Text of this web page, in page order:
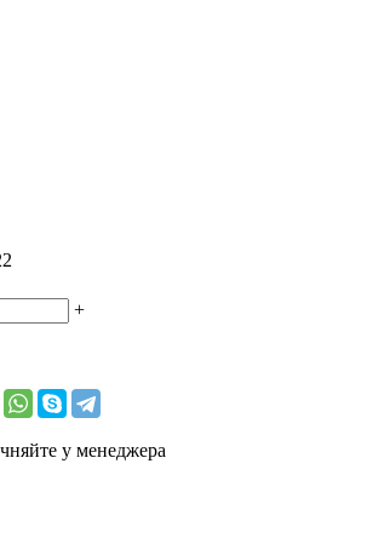
+
у менеджера